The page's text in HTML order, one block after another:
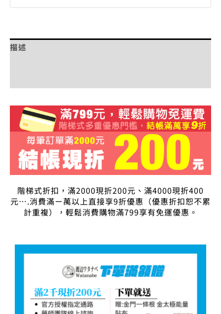
描述
階梯式折扣，滿2000現折200元、滿4000現折400
元….消費滿ㄧ萬以上直接享9折優惠（優惠折扣恕不累
計重複），輕鬆消費購物滿799享有免運優惠。